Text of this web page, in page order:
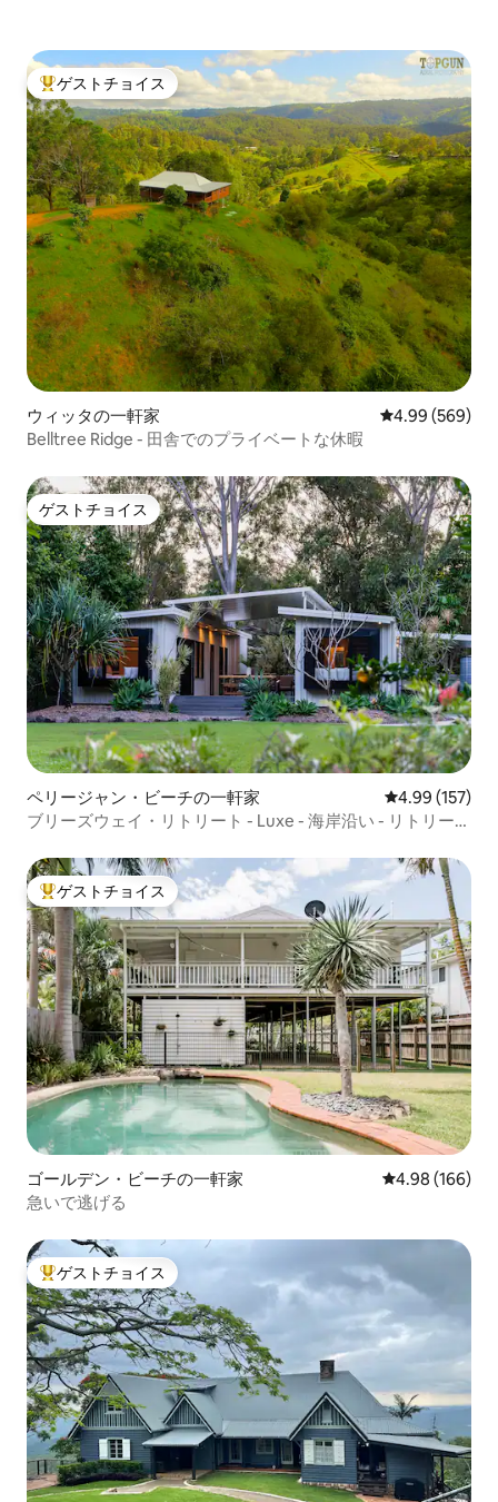
大好評のゲストチョイスです。
ゲストチョイス
ウィッタの一軒家 レビュー569
4.99 (569)
Belltree Ridge - 田舎でのプライベートな休暇
ゲストチョイス
ゲストチョイス
ペリージャン・ビーチの一軒家 レビュー157
4.99 (157)
ブリーズウェイ・リトリート - Luxe - 海岸沿い - リトリート
大好評のゲストチョイスです。
ゲストチョイス
ゴールデン・ビーチの一軒家 レビュー166
4.98 (166)
急いで逃げる
大好評のゲストチョイスです。
ゲストチョイス